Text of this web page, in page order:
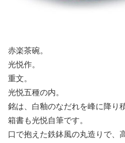
赤楽茶碗。
光悦作。
重文。
光悦五種の内。
銘は、白釉のなだれを峰に降り
箱書も光悦自筆です。
口で抱えた鉄鉢風の丸造りで、